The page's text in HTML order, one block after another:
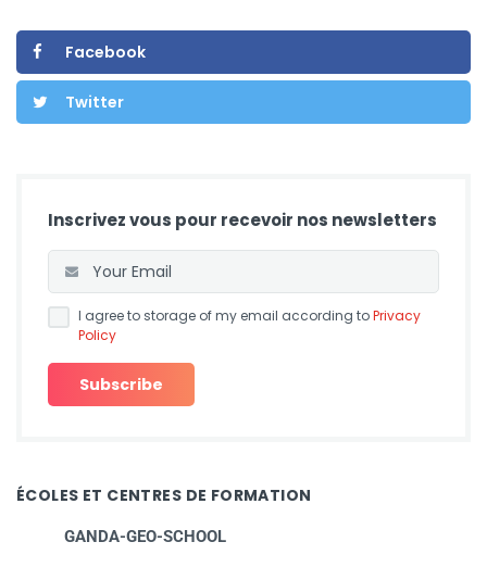
Facebook
Twitter
Inscrivez vous pour recevoir nos newsletters
I agree to storage of my email according toPrivacy
Policy
ÉCOLES ET CENTRES DE FORMATION
GANDA-GEO-SCHOOL